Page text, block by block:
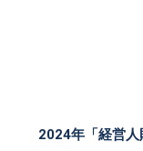
2024年「経営